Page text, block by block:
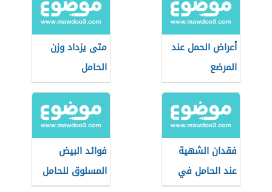
أعراض الحمل عند
المرضع
متى يزداد وزن
الحامل
فقدان الشهية
عند الحامل في
فوائد البيض
المسلوق للحامل